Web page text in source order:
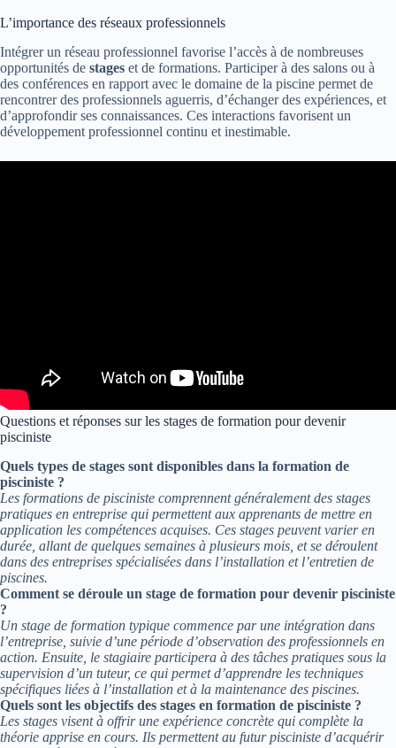
L’importance des réseaux professionnels
Intégrer un réseau professionnel favorise l’accès à de nombreuses
opportunités de stages et de formations. Participer à des salons ou à
des conférences en rapport avec le domaine de la piscine permet de
rencontrer des professionnels aguerris, d’échanger des expériences, et
d’approfondir ses connaissances. Ces interactions favorisent un
développement professionnel continu et inestimable.
Questions et réponses sur les stages de formation pour devenir
pisciniste
Quels types de stages sont disponibles dans la formation de
pisciniste ?
Les formations de pisciniste comprennent généralement des stages
pratiques en entreprise qui permettent aux apprenants de mettre en
application les compétences acquises. Ces stages peuvent varier en
durée, allant de quelques semaines à plusieurs mois, et se déroulent
dans des entreprises spécialisées dans l’installation et l’entretien de
piscines.
Comment se déroule un stage de formation pour devenir pisciniste
?
Un stage de formation typique commence par une intégration dans
l’entreprise, suivie d’une période d’observation des professionnels en
action. Ensuite, le stagiaire participera à des tâches pratiques sous la
supervision d’un tuteur, ce qui permet d’apprendre les techniques
spécifiques liées à l’installation et à la maintenance des piscines.
Quels sont les objectifs des stages en formation de pisciniste ?
Les stages visent à offrir une expérience concrète qui complète la
théorie apprise en cours. Ils permettent au futur pisciniste d’acquérir